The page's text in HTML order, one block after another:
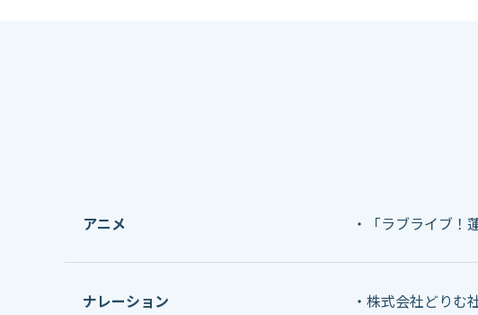
アニメ 「ラブライブ
ナレーション 株式会社どりむ